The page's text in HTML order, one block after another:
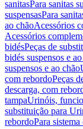
sanitasPara sanitas
suspensasPara
ao chãoAcessórios
Acessórios
bidésPeças de
bidés suspensos e
suspensos e ao chão
com rebordoPeças
descarga, com
tampaUrinóis,
substituição para
rebordoPara